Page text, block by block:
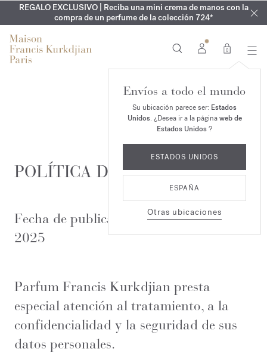
EXCLUSIVO | Descubra la nueva fragancia OUD velvet mood
en su pedido*
REGALO EXCLUSIVO | Reciba una mini crema de manos con la
compra de un perfume de la colección 724*
GRABADO GRATUITO | En la colección AquaCologne forte
hasta el 16 de agosto
ARMARIO DE VERANO | Descubra su fragancia de verano
0
Envíos a todo el mundo
Su ubicación parece ser: Estados
Unidos. ¿Desea ir a la páginaweb de
Estados Unidos?
ESTADOS UNIDOS
ESPAÑA
Otras ubicaciones
POLÍTICA DE PRIVACIDAD
Fecha de publicación : 26 de febrero de
2025
Parfum Francis Kurkdjian presta
especial atención al tratamiento, a la
confidencialidad y la seguridad de sus
datos personales.